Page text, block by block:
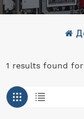
1 results found for